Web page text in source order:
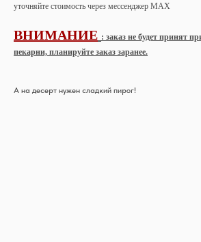
уточняйте стоимость через мессенджер MAX
ВНИМАНИЕ : заказ не будет принят
пекарни, планируйте заказ заранее.
А на десерт нужен сладкий пирог!